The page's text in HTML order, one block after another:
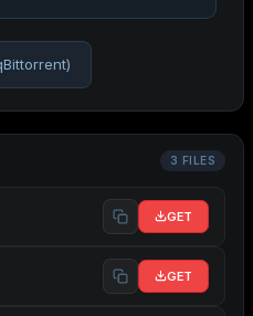
3 FILES
GET
GET